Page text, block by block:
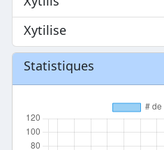
Xytilise
Statistiques